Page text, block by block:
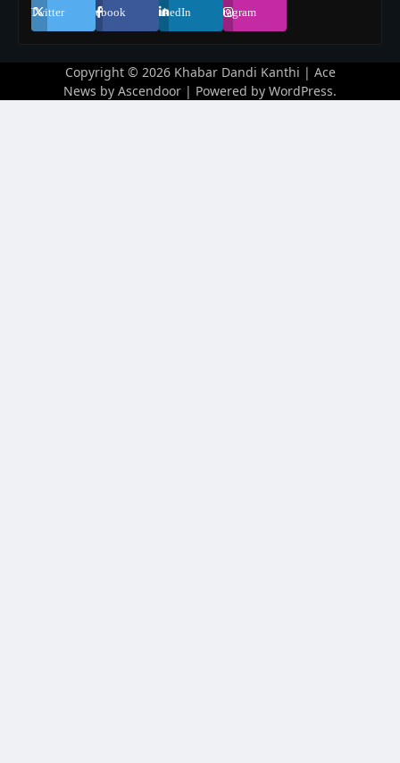
Twitter Facebook LinkedIn Instagram
Copyright © 2026 Khabar Dandi Kanthi | Ace
News by Ascendoor | Powered by WordPress.